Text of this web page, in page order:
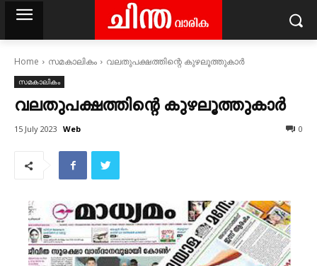
Home സമകാലികം വലതുപക്ഷത്തിന്റെ കുഴലൂത്തുകാര്‍
സമകാലികം
വലതുപക്ഷത്തിന്റെ കുഴലൂത്തുകാര്‍
15 July 2023 Web 0